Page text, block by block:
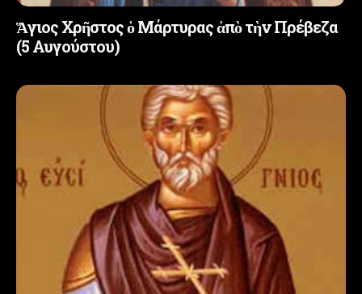
Ἅγιος Χρῆστος ὁ Μάρτυρας ἀπὸ τὴν Πρέβεζα
(5 Αυγούστου)